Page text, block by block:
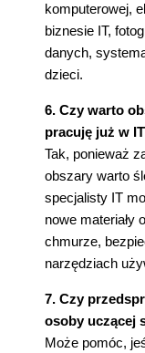
komputerowej,
biznesie IT,
danych,
dzieci.
6. Czy warto
pracuję już w
Tak, ponieważ
obszary warto
specjalisty IT
nowe materiały
chmurze,
narzędziach
7. Czy
osoby uczącej
Może pomóc,